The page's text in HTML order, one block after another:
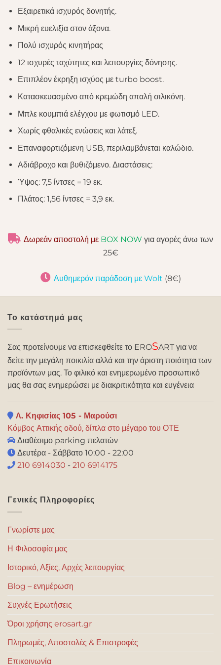
Εξαιρετικά ισχυρός δονητής.
Μικρή ευελιξία στον άξονα.
Πολύ ισχυρός κινητήρας
12 ισχυρές ταχύτητες και λειτουργίες δόνησης.
Επιπλέον έκρηξη ισχύος με turbo boost.
Κατασκευασμένο από κρεμώδη απαλή σιλικόνη.
Μπλε κουμπιά ελέγχου με φωτισμό LED.
Χωρίς φθαλικές ενώσεις και λάτεξ.
Επαναφορτιζόμενη USB, περιλαμβάνεται καλώδιο.
Αδιάβροχο και βυθιζόμενο. Διαστάσεις:
Ύψος: 7,5 ίντσες = 19 εκ.
Πλάτος: 1,56 ίντσες = 3,9 εκ.
Δωρεάν αποστολή με BOX NOW για αγορές άνω των
25€
Αυθημερόν παράδοση με Wolt (8€)
Το κατάστημά μας
Σας προτείνουμε να επισκεφθείτε το EROSART για να
δείτε την μεγάλη ποικιλία αλλά και την άριστη ποιότητα των
προϊόντων μας. Το φιλικό και ενημερωμένο προσωπικό
μας θα σας ενημερώσει με διακριτικότητα και ευγένεια
Λ. Κηφισίας 105 - Μαρούσι
Κόμβος Αττικής οδού, δίπλα στο μέγαρο του ΟΤΕ
Διαθέσιμο parking πελατών
Δευτέρα - Σάββατο 10:00 - 22:00
210 6914030 - 210 6914175
Γενικές Πληροφορίες
Γνωρίστε μας
Η Φιλοσοφία μας
Ιστορικό, Αξίες, Αρχές λειτουργίας
Blog – ενημέρωση
Συχνές Ερωτήσεις
Όροι χρήσης erosart.gr
Πληρωμές, Αποστολές & Επιστροφές
Επικοινωνία